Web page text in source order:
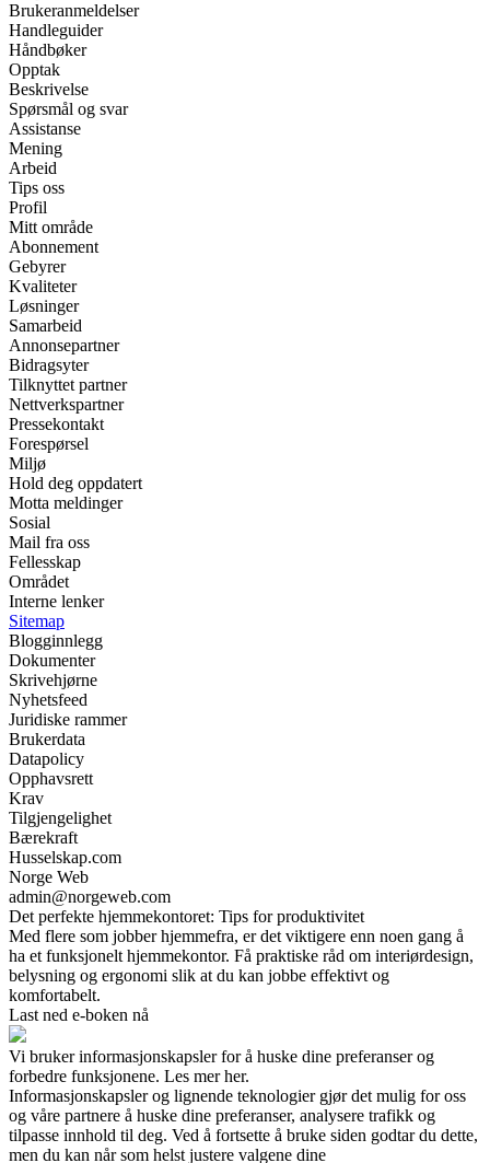
Brukeranmeldelser
Handleguider
Håndbøker
Opptak
Beskrivelse
Spørsmål og svar
Assistanse
Mening
Arbeid
Tips oss
Profil
Mitt område
Abonnement
Gebyrer
Kvaliteter
Løsninger
Samarbeid
Annonsepartner
Bidragsyter
Tilknyttet partner
Nettverkspartner
Pressekontakt
Forespørsel
Miljø
Hold deg oppdatert
Motta meldinger
Sosial
Mail fra oss
Fellesskap
Området
Interne lenker
Sitemap
Blogginnlegg
Dokumenter
Skrivehjørne
Nyhetsfeed
Juridiske rammer
Brukerdata
Datapolicy
Opphavsrett
Krav
Tilgjengelighet
Bærekraft
Husselskap.com
Norge Web
admin@norgeweb.com
Det perfekte hjemmekontoret: Tips for produktivitet
Med flere som jobber hjemmefra, er det viktigere enn noen gang å
ha et funksjonelt hjemmekontor. Få praktiske råd om interiørdesign,
belysning og ergonomi slik at du kan jobbe effektivt og
komfortabelt.
Last ned e-boken nå
Vi bruker informasjonskapsler for å huske dine preferanser og
forbedre funksjonene. Les mer her.
Informasjonskapsler og lignende teknologier gjør det mulig for oss
og våre partnere å huske dine preferanser, analysere trafikk og
tilpasse innhold til deg. Ved å fortsette å bruke siden godtar du dette,
men du kan når som helst justere valgene dine